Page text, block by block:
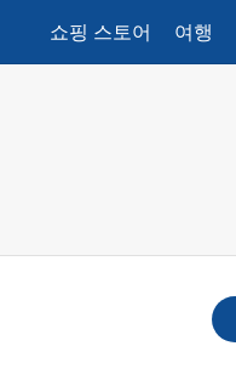
쇼핑 스토어 여행